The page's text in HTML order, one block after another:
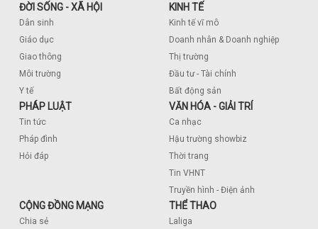
ĐỜI SỐNG - XÃ HỘI
Dân sinh
Giáo dục
Giao thông
Môi trường
Y tế
KINH TẾ
Kinh tế vĩ mô
Doanh nhân & Doanh nghiệp
Thị trường
Đầu tư - Tài chính
Bất động sản
PHÁP LUẬT
Tin tức
Pháp đình
Hỏi đáp
VĂN HÓA - GIẢI TRÍ
Ca nhạc
Hậu trường showbiz
Thời trang
Tin VHNT
Truyền hình - Điện ảnh
CỘNG ĐỒNG MẠNG
Chia sẻ
THỂ THAO
Laliga